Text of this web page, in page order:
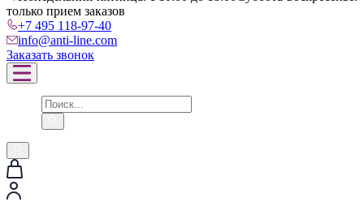
только прием заказов
+7 495 118-97-40
info@anti-line.com
Заказать звонок